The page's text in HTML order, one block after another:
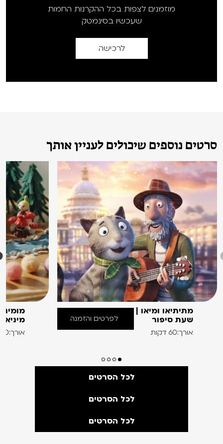
מוזמנים לצפות בכל ההקרנות החמות
שעכשיו בסינמטק
לרכישה
סרטים נוספים שיכולים לעניין אותך
מתיתיאו ומיאו |
שעת סיפור
אורך:60 דקות
לפרטים והזמנה
אורך:60 דקות
לכל הסרטים
לכל הסרטים
לכל הסרטים